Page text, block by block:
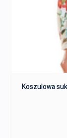
Koszulowa